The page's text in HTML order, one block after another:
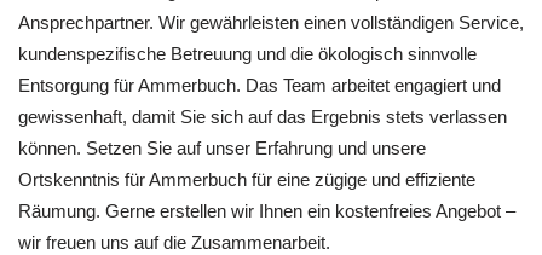
Ansprechpartner. Wir gewährleisten einen vollständigen Service,
kundenspezifische Betreuung und die ökologisch sinnvolle
Entsorgung für Ammerbuch. Das Team arbeitet engagiert und
gewissenhaft, damit Sie sich auf das Ergebnis stets verlassen
können. Setzen Sie auf unser Erfahrung und unsere
Ortskenntnis für Ammerbuch für eine zügige und effiziente
Räumung. Gerne erstellen wir Ihnen ein kostenfreies Angebot –
wir freuen uns auf die Zusammenarbeit.